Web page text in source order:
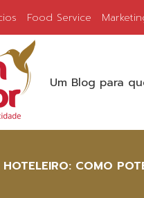
Food Service
Um Blog para
COMO